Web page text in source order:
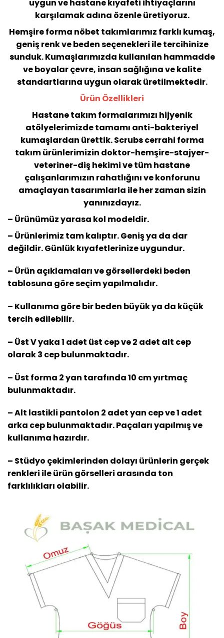
uygun ve hastane kıyafeti ihtiyaçlarını
karşılamak adına özenle üretiyoruz.
Hemşire forma nöbet takımlarımız farklı kumaş,
geniş renk ve beden seçenekleri ile tercihinize
sunduk. Kumaşlarımızda kullanılan hammadde
ve boyalar çevre, insan sağlığına ve kalite
standartlarına uygun olarak üretilmektedir.
Ürün Özellikleri
Hastane takım formalarımızı hijyenik
atölyelerimizde tamamı anti-bakteriyel
kumaşlardan ürettik. Scrubs cerrahi forma
takım ürünlerimizin doktor-hemşire-stajyer-
veteriner-diş hekimi ve tüm hastane
çalışanlarımızın rahatlığını ve konforunu
amaçlayan tasarımlarla ile her zaman sizin
yanınızdayız.
– Ürünümüz yarasa kol modeldir.
– Ürünlerimiz tam kalıptır. Geniş ya da dar
değildir. Günlük kıyafetlerinize uygundur.
– Ürün açıklamaları ve görsellerdeki beden
tablosuna göre seçim yapılmalıdır.
– Kullanıma göre bir beden büyük ya da küçük
tercih edilebilir.
– Üst V yaka 1 adet üst cep ve 2 adet alt cep
olarak 3 cep bulunmaktadır.
– Üst forma 2 yan tarafında 10 cm yırtmaç
bulunmaktadır.
– Alt lastikli pantolon 2 adet yan cep ve 1 adet
arka cep bulunmaktadır. Paçaları yapılmış ve
kullanıma hazırdır.
– Stüdyo çekimlerinden dolayı ürünlerin gerçek
renkleri ile ürün görselleri arasında ton
farklılıkları olabilir.